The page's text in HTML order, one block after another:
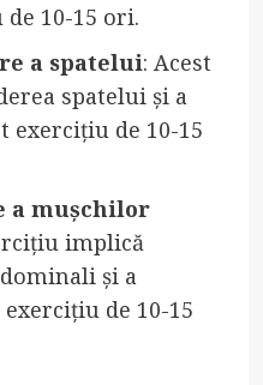
10-15 ori.
a spatelui: Acest
spatelui și a
exercițiu de 10-15
a mușchilor
implică
și a
de 10-15